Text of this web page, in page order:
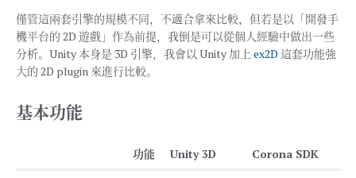
僅管這兩套引擎的規模不同，不適合拿來比較，但若是以「開發手
機平台的 2D 遊戲」作為前提，我倒是可以從個人經驗中做出一些
分析。Unity 本身是 3D 引擎，我會以 Unity 加上 ex2D 這套功能強
大的 2D plugin 來進行比較。
基本功能
功能 Unity 3D Corona SDK